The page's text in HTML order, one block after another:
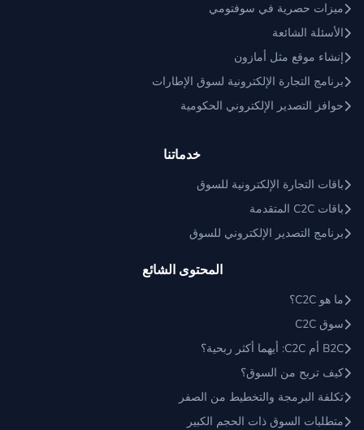
ميزات حصرية في سوفتومي
الأسئلة الشائعة
إنشاء موقع مثل أمازون
برنامج التجارة الإلكترونية لسوق الإطارات
حوافز التصدير الإلكتروني الحكومية
خدماتنا
باقات التجارة الإلكترونية للسوق
باقات C2C المتقدمة
برنامج التصدير الإلكتروني للسوق
المحتوى الشائع
ما هو C2C؟
سوق C2C
B2C أم C2C: أيهما أكثر ربحية؟
كيف تربح من السوق؟
تكلفة البرمجة والتخطيط من الصفر
متطلبات السوق ذات الحجم الكبير